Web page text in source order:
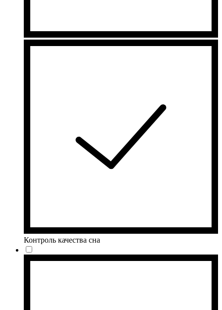
Контроль качества сна